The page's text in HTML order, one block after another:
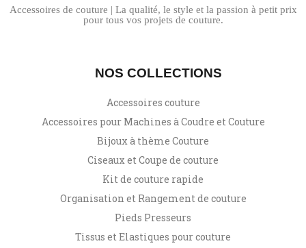
Accessoires de couture | La qualité, le style et la passion à petit prix
pour tous vos projets de couture.
NOS COLLECTIONS
Accessoires couture
Accessoires pour Machines à Coudre et Couture
Bijoux à thème Couture
Ciseaux et Coupe de couture
Kit de couture rapide
Organisation et Rangement de couture
Pieds Presseurs
Tissus et Elastiques pour couture